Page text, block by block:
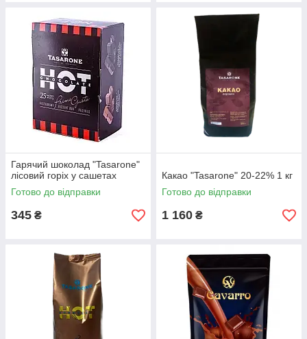
Гарячий шоколад "Tasarone"
лісовий горіх у сашетах
Готово до відправки
345 ₴
Какао "Tasarone" 20-22% 1 кг
Готово до відправки
1 160 ₴